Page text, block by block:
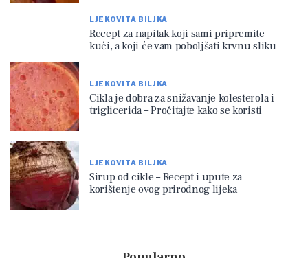
LJEKOVITA BILJKA
Recept za napitak koji sami pripremite
kući, a koji će vam poboljšati krvnu sliku
LJEKOVITA BILJKA
Cikla je dobra za snižavanje kolesterola i
triglicerida – Pročitajte kako se koristi
LJEKOVITA BILJKA
Sirup od cikle – Recept i upute za
korištenje ovog prirodnog lijeka